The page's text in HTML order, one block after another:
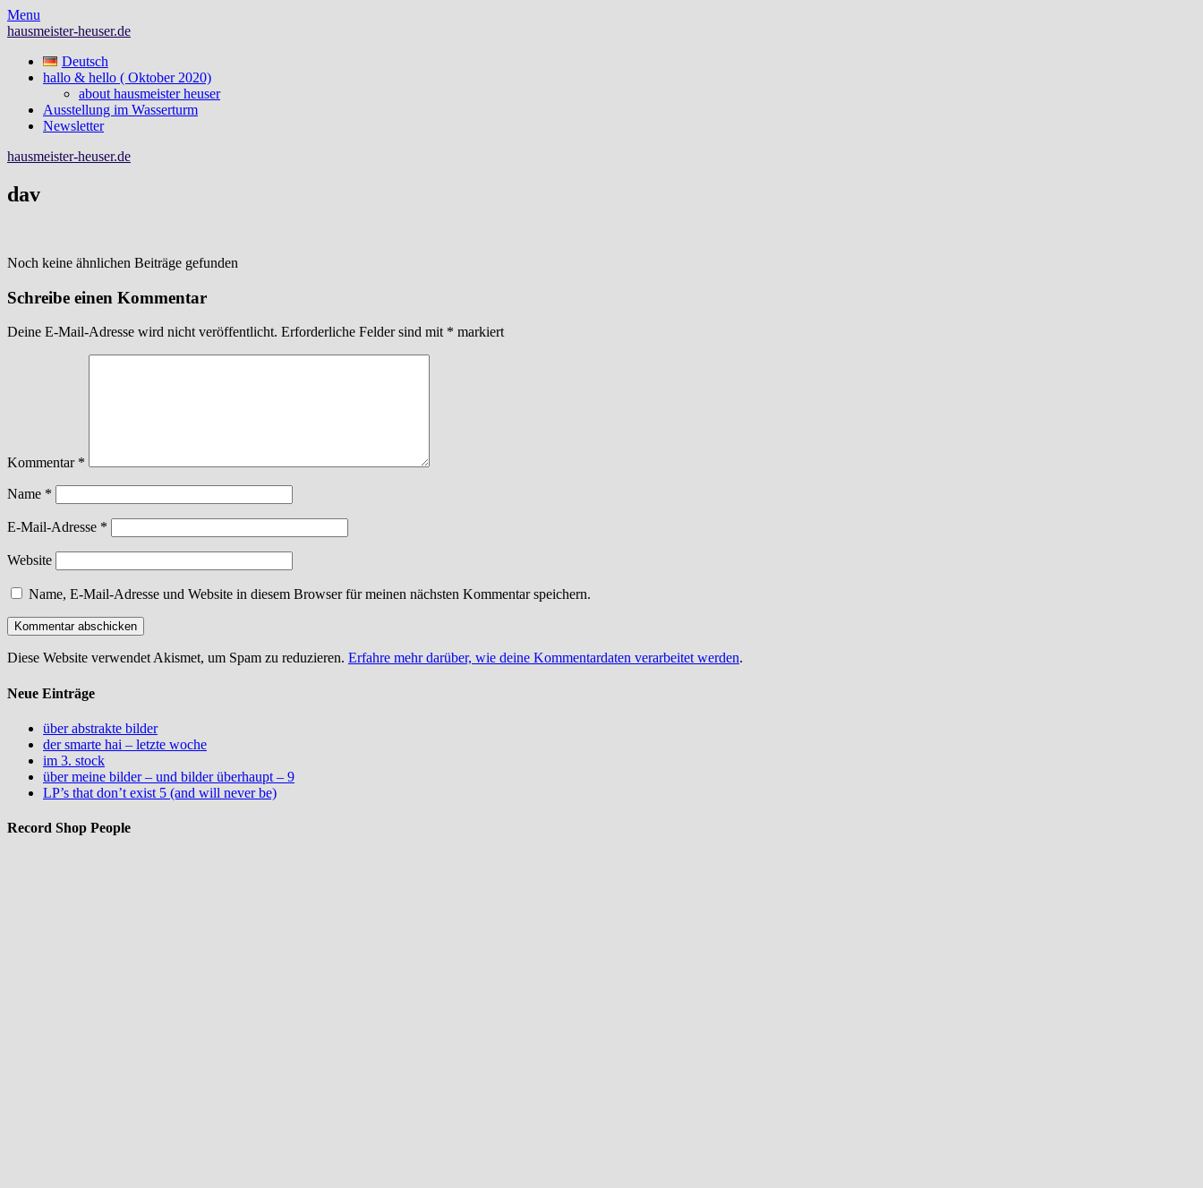
Skip
to
Menu
hausmeister-heuser.de
Deutsch
hallo & hello ( Oktober 2020)
about hausmeister heuser
Ausstellung im Wasserturm
Newsletter
hausmeister-heuser.de
dav
Noch keine ähnlichen Beiträge gefunden
Schreibe einen Kommentar
Deine E-Mail-Adresse wird nicht veröffentlicht. Erforderliche Felder sind mit * markiert
Kommentar *
Name *
E-Mail-Adresse *
Website
Name, E-Mail-Adresse und Website in diesem Browser für meinen nächsten Kommentar speichern.
Diese Website verwendet Akismet, um Spam zu reduzieren. Erfahre mehr darüber, wie deine Kommentardaten verarbeitet werden.
Neue Einträge
über abstrakte bilder
der smarte hai – letzte woche
im 3. stock
über meine bilder – und bilder überhaupt – 9
LP’s that don’t exist 5 (and will never be)
Record Shop People